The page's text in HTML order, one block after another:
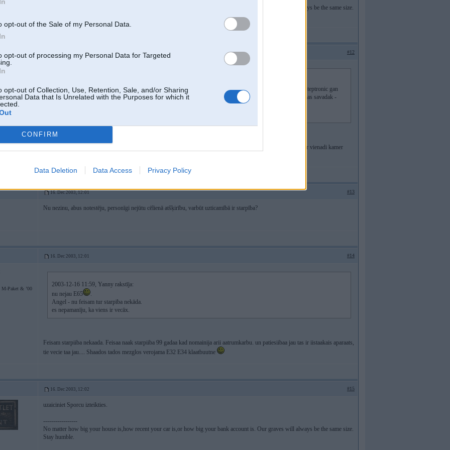
opt-out of the Sale of my Personal Data.
opt-out of processing my Personal Data for Targeted
opt-out of Collection, Use, Retention, Sale, and/or Sharing
Data that Is Unrelated with the Purposes for which it
CONFIRM
Data Deletion Data Access Privacy Policy
No matter how big your house is,how recent your car is,or how big your bank account is. Our graves will always be the same size.
16. Dec 2003, 12:00 #12
vairak jaudas uz tam pasham izmaksam (nu gandriz). Man vairakiem draugiem ir 740 gan ar automatu gan Steptronic gan
manual 6 gang . Protams labakais ir 6gang - un vienam ir 735 - teikshu ka izmaksas tas pashas - bet ieskrienas savadak -
Batman nu tad ieperc 540 pac un tad redzesi kaa vinsh rij benzinu! Man ir bijis un es zinu. Tas tik taa liekas ka ir vienadi kamer
16. Dec 2003, 12:01 #13
Nu nezinu, abus notestēju, personīgi nejūtu cēlienā atšķirību, varbūt uzticamībā ir starpība?
16. Dec 2003, 12:01 #14
M-Paket & ’00
2003-12-16 11:59, Yanny rakstīja:
nu nejau E65
.
Angel - nu feisam tur starpība nekāda.
es nepamanīju, ka viens ir vecāx.
Feisam starpiiba nekaada. Feisaa naak starpiiba 99 gadaa kad nomainija arii aatrumkarbu. un patiesiibaa jau tas ir iistaakais aparaats,
tie vecie taa jau.... Shaados tados mezglos verojama E32 E34 klaatbuutne
16. Dec 2003, 12:02 #15
uzaiciniet Sporcu izteikties.
-----------------
No matter how big your house is,how recent your car is,or how big your bank account is. Our graves will always be the same size.
Stay humble.